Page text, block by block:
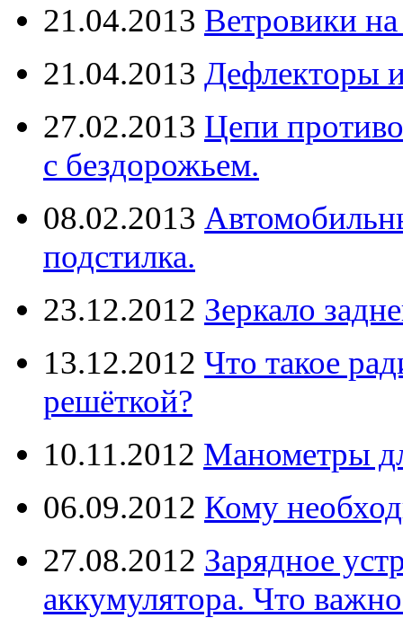
21.04.2013 Ветровики
21.04.2013 Дефлекторы
27.02.2013 Цепи
с бездорожьем.
08.02.2013
подстилка.
23.12.2012 Зеркало
13.12.2012 Что такое
решёткой?
10.11.2012 Манометры
06.09.2012 Кому
27.08.2012 Зарядное
аккумулятора. Что